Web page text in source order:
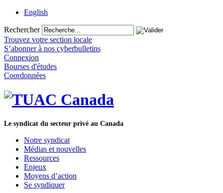
English
Rechercher
Trouvez votre section locale
S’abonner à nos cyberbulletins
Connexion
Bourses d'études
Coordonnées
Le syndicat du secteur privé au Canada
Notre syndicat
Médias et nouvelles
Ressources
Enjeux
Moyens d’action
Se syndiquer